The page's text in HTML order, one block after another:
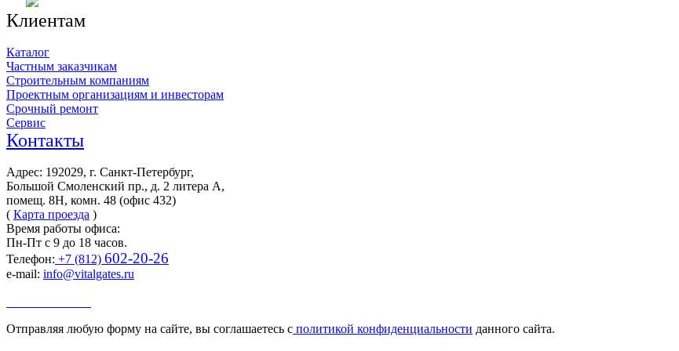
Клиентам
Каталог
Частным заказчикам
Строительным компаниям
Проектным организациям и инвесторам
Срочный ремонт
Сервис
Контакты
Адрес: 192029, г. Санкт-Петербург,
Большой Смоленский пр., д. 2 литера А,
помещ. 8Н, комн. 48 (офис 432)
( Карта проезда )
Время работы офиса:
Пн-Пт с 9 до 18 часов.
Телефон: +7 (812) 602-20-26
e-mail: info@vitalgates.ru
Отправляя любую форму на сайте, вы соглашаетесь с политикой конфиденциальности данного сайта.